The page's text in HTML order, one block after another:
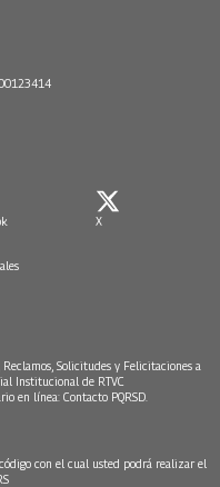
X
Solicitudes y Felicitaciones a
Institucional de RTVC
en línea: Contacto PQRSD.
con el cual usted podrá realizar el